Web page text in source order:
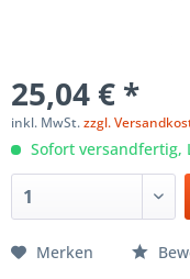
25,04 € *
inkl. MwSt.zzgl.
Sofort versandfertig,
Merken